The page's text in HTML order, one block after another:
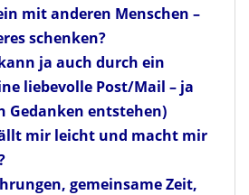
mit anderen Menschen –
schenken?
ja auch durch ein
liebevolle Post/Mail – ja
Gedanken entstehen)
mir leicht und macht mir
gemeinsame Zeit,